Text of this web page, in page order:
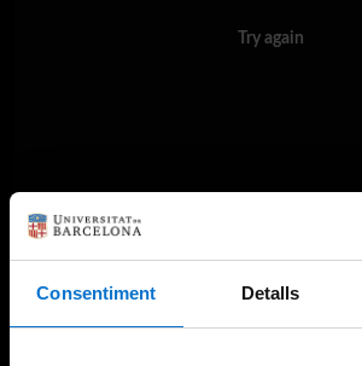
Consentiment Detalls
Try again